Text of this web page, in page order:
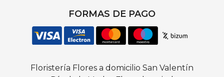
FORMAS DE PAGO
Floristería Flores a domicilio San Valentín